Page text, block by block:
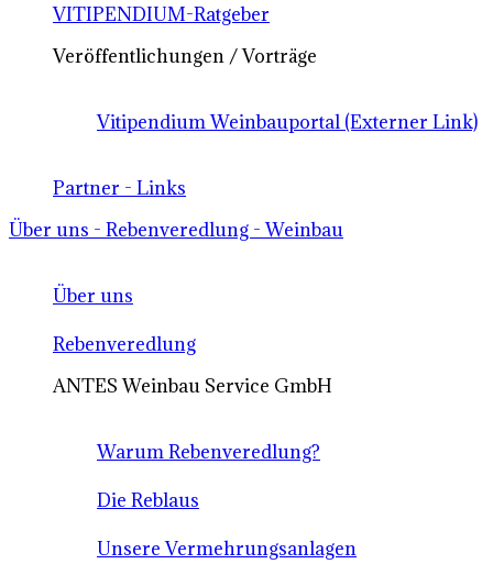
VITIPENDIUM-Ratgeber
Veröffentlichungen / Vorträge
Vitipendium Weinbauportal (Externer Link)
Partner - Links
Über uns - Rebenveredlung - Weinbau
Über uns
Rebenveredlung
ANTES Weinbau Service GmbH
Warum Rebenveredlung?
Die Reblaus
Unsere Vermehrungsanlagen